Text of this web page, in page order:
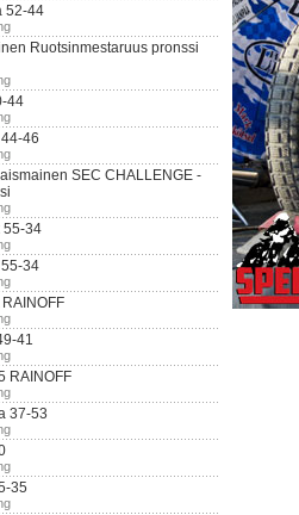
52-44
Ruotsinmestaruus pronssi
44
46
SEC CHALLENGE -
55-34
34
41
RAINOFF
37-53
35